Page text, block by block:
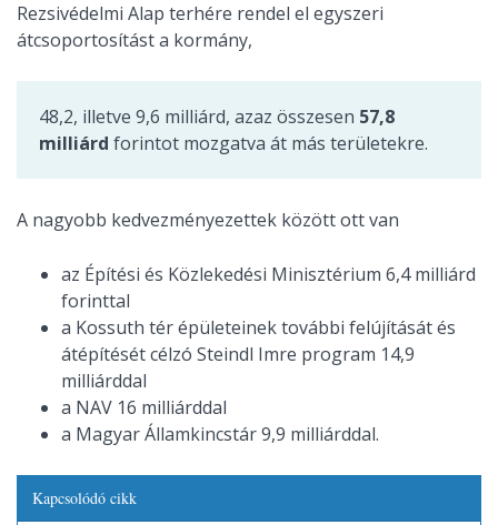
Rezsivédelmi Alap terhére rendel el egyszeri
átcsoportosítást a kormány,
48,2, illetve 9,6 milliárd, azaz összesen 57,8
milliárd forintot mozgatva át más területekre.
A nagyobb kedvezményezettek között ott van
az Építési és Közlekedési Minisztérium 6,4 milliárd
forinttal
a Kossuth tér épületeinek további felújítását és
átépítését célzó Steindl Imre program 14,9
milliárddal
a NAV 16 milliárddal
a Magyar Államkincstár 9,9 milliárddal.
Kapcsolódó cikk